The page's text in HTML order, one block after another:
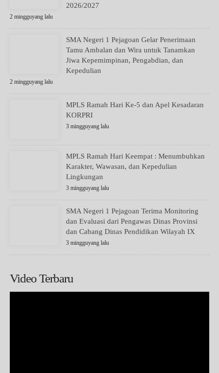
2026/2027
2 mingguyang lalu
SMA Negeri 1 Pejagoan Gelar Penerimaan
Tamu Ambalan dan Wira untuk Tanamkan
Jiwa Kepemimpinan, Pengabdian, dan
Kepedulian
2 mingguyang lalu
MPLS Ramah Hari Ke-5 dan Apel Kesadaran
KORPRI
3 mingguyang lalu
MPLS Ramah Hari Keempat : Menumbuhkan
Karakter, Wawasan, dan Kepedulian
Lingkungan
3 mingguyang lalu
SMA Negeri 1 Pejagoan Terima Monitoring
dan Evaluasi dari Pengawas Dinas Provinsi
dan Cabang Dinas Pendidikan Wilayah IX
3 mingguyang lalu
Video Terbaru